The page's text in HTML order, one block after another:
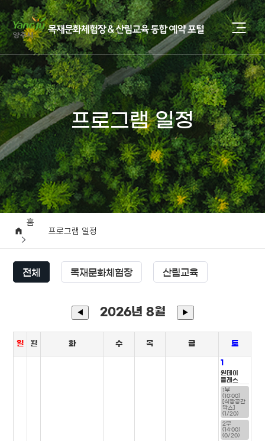
프로그램 일정
홈
프로그램 일정
전체 목재문화체험장 산림교육
◀ 2026년 8월 ▶
일 월 화 수 목 금 토
1
원데이
클래스
1부
(10:00)
[식빵공간
박스]
(1/20)
2부
(14:00)
(0/20)